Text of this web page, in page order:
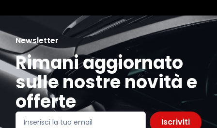
Newsletter
Rimani aggiornato
sulle nostre novità e
offerte
Iscriviti